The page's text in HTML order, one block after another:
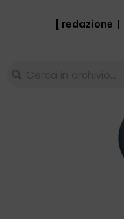
[ redazione |